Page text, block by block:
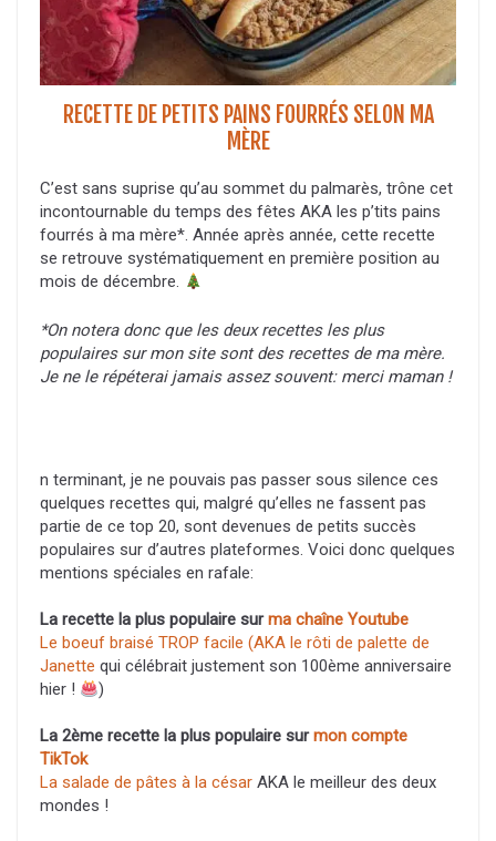
RECETTE DE PETITS PAINS FOURRÉS SELON MA
MÈRE
C’est sans suprise qu’au sommet du palmarès, trône cet
incontournable du temps des fêtes AKA les p’tits pains
fourrés à ma mère*. Année après année, cette recette
se retrouve systématiquement en première position au
mois de décembre.
*On notera donc que les deux recettes les plus
populaires sur mon site sont des recettes de ma mère.
Je ne le répéterai jamais assez souvent: merci maman !
n terminant, je ne pouvais pas passer sous silence ces
quelques recettes qui, malgré qu’elles ne fassent pas
partie de ce top 20, sont devenues de petits succès
populaires sur d’autres plateformes. Voici donc quelques
mentions spéciales en rafale:
La recette la plus populaire surma chaîne Youtube
Le boeuf braisé TROP facile (AKA le rôti de palette de
Janette qui célébrait justement son 100ème anniversaire
hier !
)
La 2ème recette la plus populaire surmon compte
TikTok
La salade de pâtes à la césar AKA le meilleur des deux
mondes !